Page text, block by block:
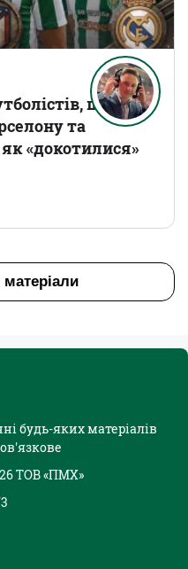
що
та
«докотилися»
матеріали
будь-яких матеріалів
ТОВ «ПМХ»